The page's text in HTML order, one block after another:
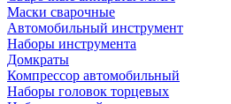
Маски сварочные
Автомобильный инструмент
Наборы инструмента
Домкраты
Компрессор автомобильный
Наборы головок торцевых